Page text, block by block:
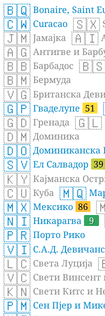
🇧🇶 Bonaire, Saint
🇨🇼 Curacao 🇸🇽
🇯🇲 Јамајка 🇦🇮
🇦🇬 Антигве и
🇧🇧 Барбадос
🇧🇲 Бермуда
🇻🇬 Британска
🇬🇵 Гваделупе 51
🇬🇩 Гренада 🇬🇱
🇩🇲 Доминика
🇩🇴 Доминиканска
🇸🇻 Ел Салвадор 39
🇰🇾 Кајманска
🇨🇺 Куба 🇲🇶
🇲🇽 Мексико 86
🇳🇮 Никарагва 9
🇵🇷 Порто Рико
🇻🇮 С.А.Д.
🇱🇨 Света Луција
🇻🇨 Свети Винсент
🇰🇳 Свети Китс и
🇵🇲 Сен Пјер и